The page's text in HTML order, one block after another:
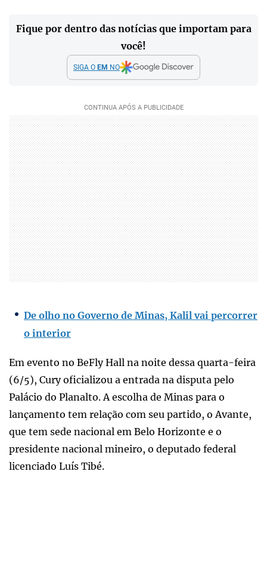
Fique por dentro das notícias que importam para
você!
SIGA O EM NO
De olho no Governo de Minas, Kalil vai percorrer
o interior
Em evento no BeFly Hall na noite dessa quarta-feira
(6/5), Cury oficializou a entrada na disputa pelo
Palácio do Planalto. A escolha de Minas para o
lançamento tem relação com seu partido, o Avante,
que tem sede nacional em Belo Horizonte e o
presidente nacional mineiro, o deputado federal
licenciado Luís Tibé.